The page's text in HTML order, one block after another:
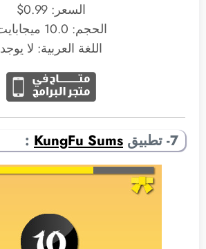
السعر: 0.99$
الحجم: 10.0 ميجابايت
اللغة العربية: لا يوجد
7- تطبيق KungFu Sums
: